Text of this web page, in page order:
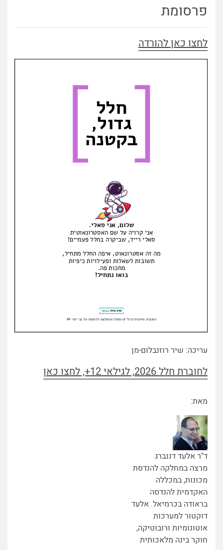
פרסומת
לחצו כאן להורדה
עריכה: שיר רוזנבלום-מן
לחוברת חלל 2026, לגילאי 12+, לחצו כאן
מאת:
ד"ר אלעד דננברג
מרצה במחלקה להנדסת
מכונות, במכללה
האקדמית להנדסה
בראודה בכרמיאל. אלעד
דוקטור למערכות
אוטונומיות ורובוטיקה,
חוקר בינה מלאכותית